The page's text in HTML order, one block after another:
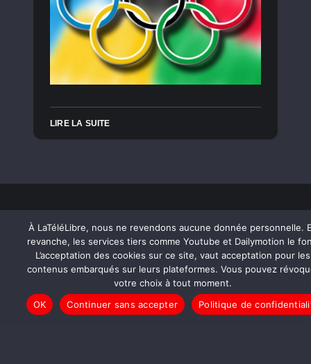
LIRE LA SUITE
LaTéléLibre est le premier média numérique citoyen, indépendant et
participatif. Depuis 2007, elle soutient la libre expression, la libre création, la
libre communication des pensées et des opinions, comme de l’information.
À LaTéléLibre, nous ne revendons aucune donnée personnelle.
revanche, les services tiers comme Youtube et Dailymotion le
L’acceptation des cookies sur ce site, vaut acceptation pour les
contenus embarqués sur leurs plateformes. Vous pouvez
votre choix à tout moment.
OK
Continuer sans accepter Politique de